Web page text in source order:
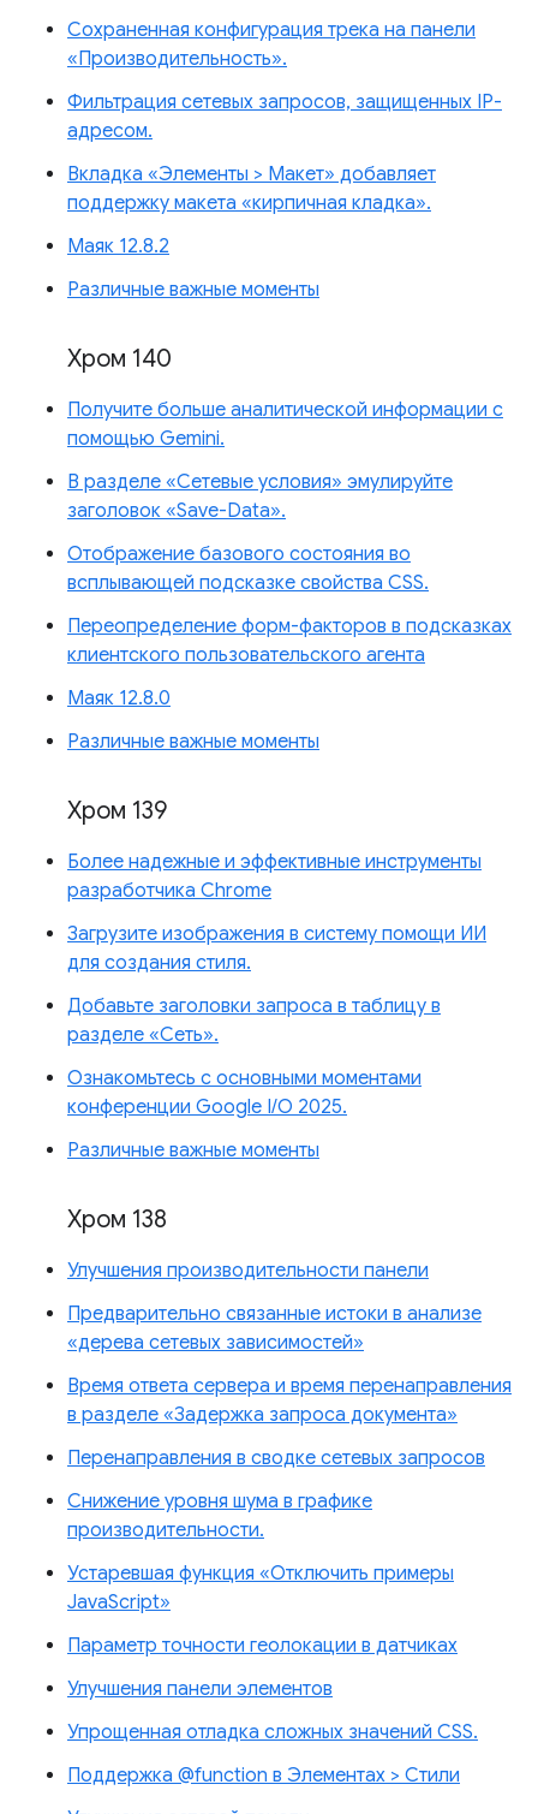
Сохраненная конфигурация трека на панели
«Производительность».
Фильтрация сетевых запросов, защищенных IP-
адресом.
Вкладка «Элементы > Макет» добавляет
поддержку макета «кирпичная кладка».
Маяк 12.8.2
Различные важные моменты
Хром 140
Получите больше аналитической информации с
помощью Gemini.
В разделе «Сетевые условия» эмулируйте
заголовок «Save-Data».
Отображение базового состояния во
всплывающей подсказке свойства CSS.
Переопределение форм-факторов в подсказках
клиентского пользовательского агента
Маяк 12.8.0
Различные важные моменты
Хром 139
Более надежные и эффективные инструменты
разработчика Chrome
Загрузите изображения в систему помощи ИИ
для создания стиля.
Добавьте заголовки запроса в таблицу в
разделе «Сеть».
Ознакомьтесь с основными моментами
конференции Google I/O 2025.
Различные важные моменты
Хром 138
Улучшения производительности панели
Предварительно связанные истоки в анализе
«дерева сетевых зависимостей»
Время ответа сервера и время перенаправления
в разделе «Задержка запроса документа»
Перенаправления в сводке сетевых запросов
Снижение уровня шума в графике
производительности.
Устаревшая функция «Отключить примеры
JavaScript»
Параметр точности геолокации в датчиках
Улучшения панели элементов
Упрощенная отладка сложных значений CSS.
Поддержка @function в Элементах > Стили